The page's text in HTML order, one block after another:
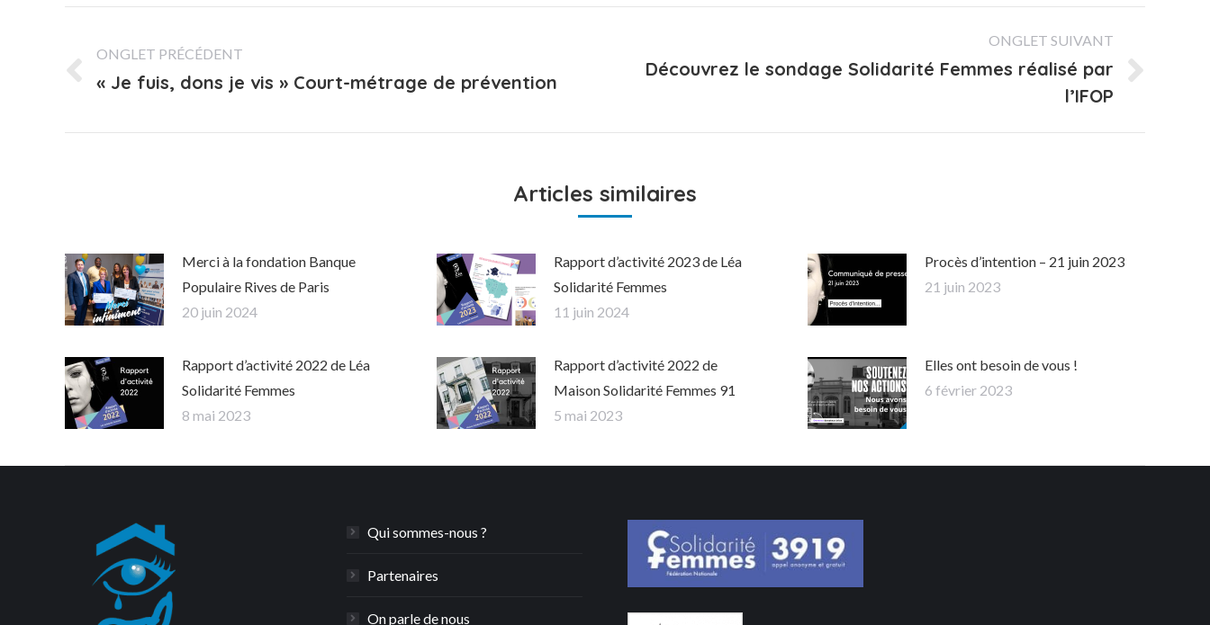
de
commentaire
ONGLET PRÉCÉDENT
Onglet
« Je fuis, dons je vis » Court-métrage de prévention
ONGLET SUIVANT
Onglet
Découvrez le sondage Solidarité Femmes réalisé par
l’IFOP
Articles similaires
Merci à la fondation Banque
Populaire Rives de Paris
20 juin 2024
Rapport d’activité 2023 de Léa
Solidarité Femmes
11 juin 2024
Procès d’intention – 21 juin 2023
21 juin 2023
Rapport d’activité 2022 de Léa
Solidarité Femmes
8 mai 2023
Rapport d’activité 2022 de
Maison Solidarité Femmes 91
5 mai 2023
Elles ont besoin de vous !
6 février 2023
Qui sommes-nous ?
Partenaires
On parle de nous